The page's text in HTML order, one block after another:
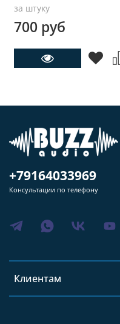
за штуку
700 руб
Клиентам
+79164033969
Консультации по телефону